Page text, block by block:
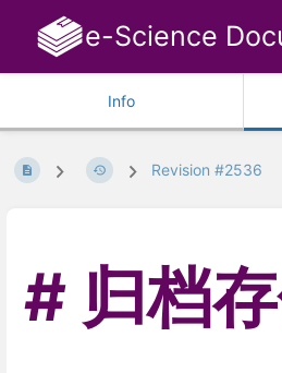
e-Science
Info
Revision #2536
归档